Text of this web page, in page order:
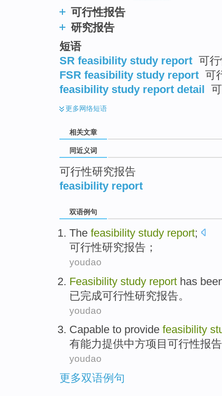
可行性报告
研究报告
短语
SR feasibility study report 可
FSR feasibility study report 可
feasibility study report detail
更多网络短语
相关文章
同近义词
可行性研究报告
feasibility report
双语例句
The feasibility study report;
可行性研究报告 ；
youdao
Feasibility study report has
已完成可行性研究报告。
youdao
Capable to provide feasibility
有能力提供中方项目 可行性报
youdao
更多双语例句